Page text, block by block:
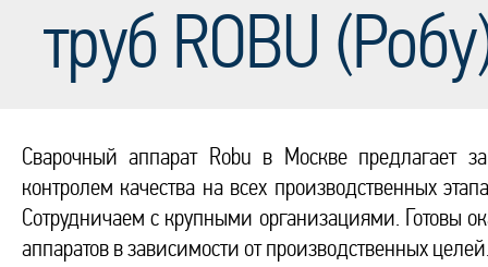
труб ROBU
Сварочный аппарат Robu в Москве предлагает
контролем качества на всех производственных
Сотрудничаем с крупными организациями. Готовы
аппаратов в зависимости от производственных